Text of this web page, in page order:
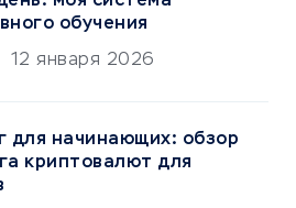
обучения
12 января 2026
для начинающих: обзор
криптовалют для